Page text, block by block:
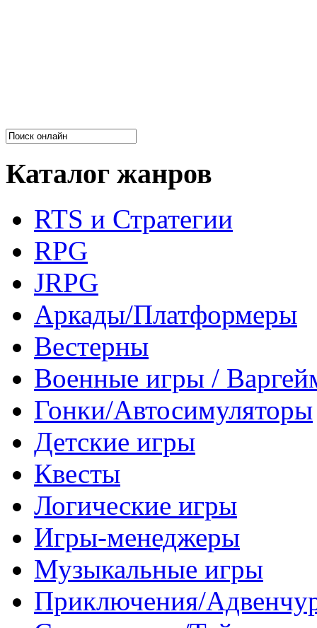
Каталог жанров
RTS и Стратегии
RPG
JRPG
Аркады/Платформеры
Вестерны
Военные игры /
Гонки/Автосимуляторы
Детские игры
Квесты
Логические игры
Игры-менеджеры
Музыкальные игры
Приключения/